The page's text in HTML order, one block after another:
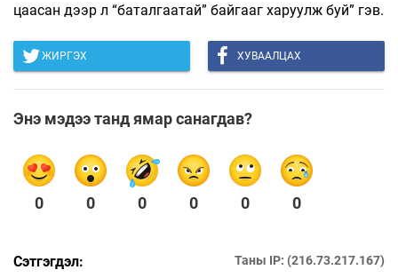
цаасан дээр л “баталгаатай” байгааг харуулж буй” гэв.
ЖИРГЭХ ХУВААЛЦАХ
Энэ мэдээ танд ямар санагдав?
0 0 0 0 0 0
Сэтгэгдэл: Таны IP: (216.73.217.167)